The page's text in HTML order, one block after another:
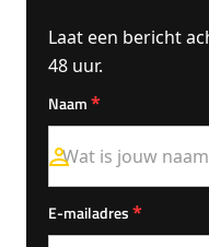
Laat een bericht
48 uur.
Naam*
E-mailadres*